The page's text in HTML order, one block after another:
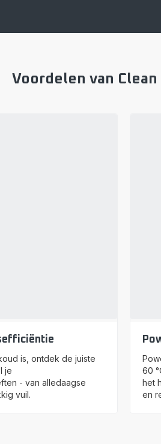
Voordelen van
is, ontdek de juiste
je
- van alledaagse
vuil.
60
het
en